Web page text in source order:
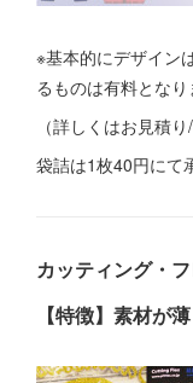
※基本的にデザイン
るものは有料となり
（詳しくはお見積
袋詰は1枚40円にて
カッティング・
【特徴】素材が